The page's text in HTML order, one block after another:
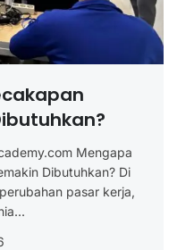
Mengapa
Dibutuhkan? Di
pasar kerja,